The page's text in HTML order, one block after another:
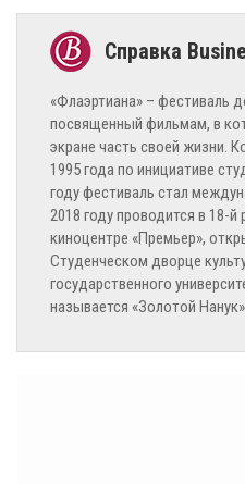
«Флаэртиана» – фестиваль
посвященный фильмам, в
экране часть своей жизни.
1995 года по инициативе
году фестиваль стал
2018 году проводится в 18-
киноцентре «Премьер»,
Студенческом дворце
государственного
называется «Золотой